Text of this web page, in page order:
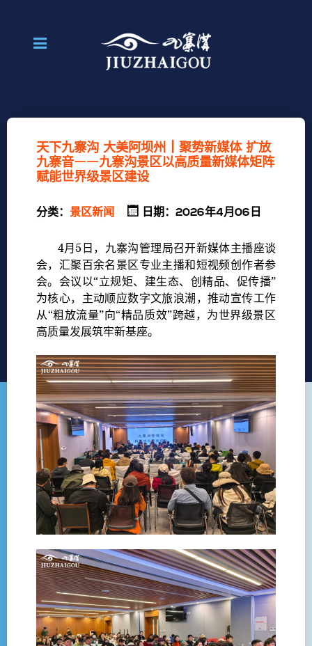
天下九寨沟 大美阿坝州 | 聚势新媒体 扩放
九寨音——九寨沟景区以高质量新媒体矩阵
赋能世界级景区建设
分类： 景区新闻 日期：2026年4月06日
4月5日，九寨沟管理局召开新媒体主播座谈
会，汇聚百余名景区专业主播和短视频创作者参
会。会议以“立规矩、建生态、创精品、促传播”
为核心，主动顺应数字文旅浪潮，推动宣传工作
从“粗放流量”向“精品质效”跨越，为世界级景区
高质量发展筑牢新基座。